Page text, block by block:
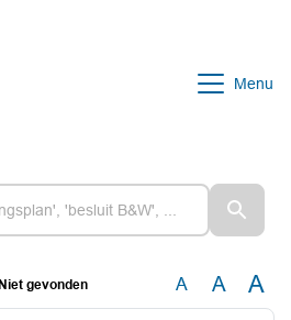
Menu
Niet gevonden A A A